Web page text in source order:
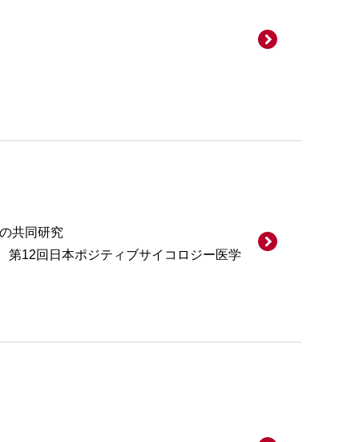
共同研究
第12回日本ポジティブサイコロジー医学